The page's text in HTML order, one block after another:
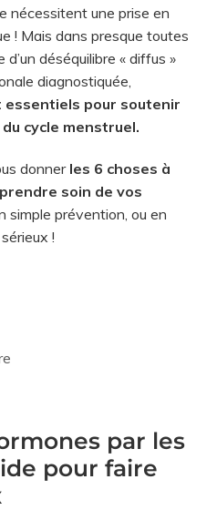
nécessitent une prise en
! Mais dans presque toutes
d’un déséquilibre « diffus »
diagnostiquée,
pour soutenir
cycle menstruel.
donner les 6 choses à
soin de vos
simple prévention, ou en
!
par les
pour faire